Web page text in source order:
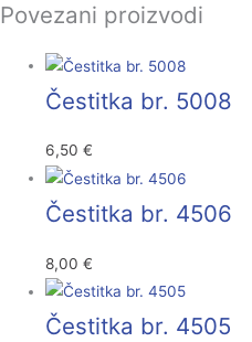
Povezani proizvodi
Čestitka br. 5008
6,50€
Čestitka br. 4506
8,00€
Čestitka br. 4505